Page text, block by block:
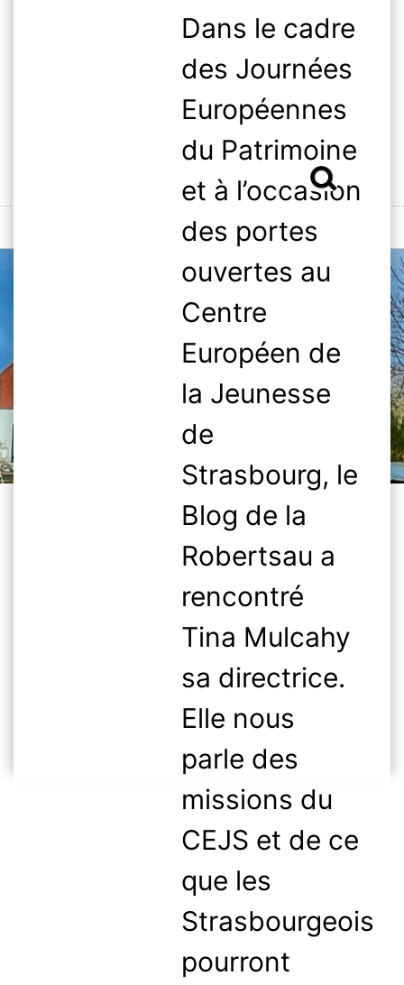
Dans le cadre
des Journées
Européennes
du Patrimoine
et à l’occasion
des portes
ouvertes au
Centre
Européen de
la Jeunesse
de
Strasbourg, le
Blog de la
Robertsau a
rencontré
Tina Mulcahy
sa directrice.
Elle nous
parle des
missions du
CEJS et de ce
que les
Strasbourgeois
pourront